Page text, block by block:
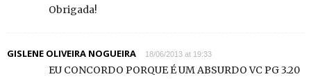
Obrigada!
GISLENE OLIVEIRA NOGUEIRA 18/06/2013 at 19:33
EU CONCORDO PORQUE É UM ABSURDO VC PG 3.20